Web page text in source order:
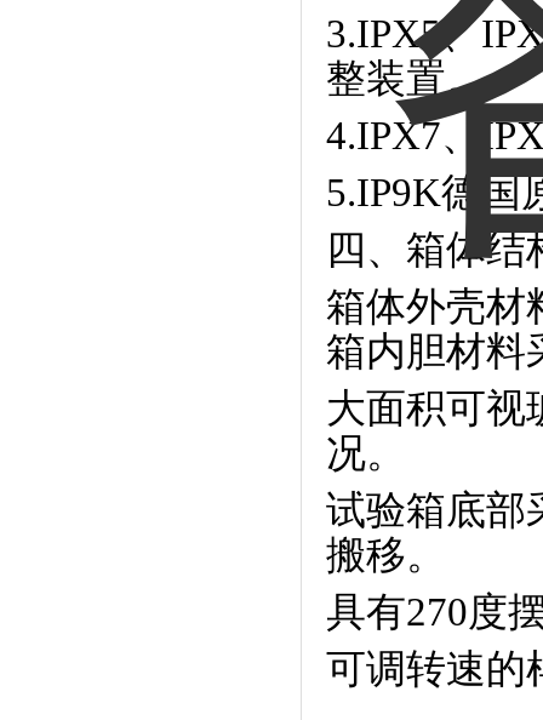
3.IPX5、
整装置。
4.IPX7、
5.IP9K德国
四、箱体结
箱体外壳材
箱内胆材料
大面积可视
况。
试验箱底部
搬移。
具有270度
可调转速的